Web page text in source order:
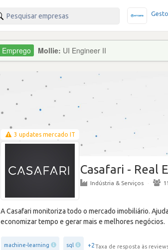
Mollie: UI Engineer II
3 updates mercado IT
Casafari - Real
Indústria & Serviços ·
A Casafari monitoriza todo o mercado imobiliário.
economizar tempo e gerar mais e melhores negócios.
machine-learning sql +2Taxa de resposta às